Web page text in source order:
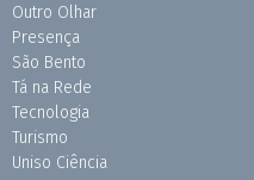
Outro Olhar
Presença
São Bento
Tá na Rede
Tecnologia
Turismo
Uniso Ciência